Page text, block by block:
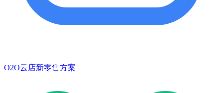
O2O云店新零售方案